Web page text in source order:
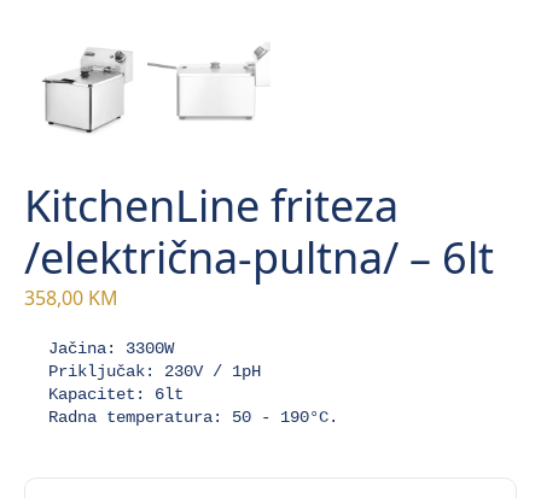
KitchenLine friteza
/električna-pultna/ – 6lt
358,00 KM
Jačina: 3300W
Priključak: 230V / 1pH
Kapacitet: 6lt
Radna temperatura: 50 - 190°C.